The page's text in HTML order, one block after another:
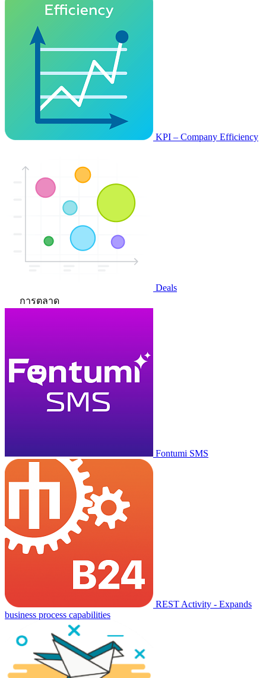
KPI – Company Efficiency
Deals
การตลาด
Fontumi SMS
REST Activity - Expands
business process capabilities